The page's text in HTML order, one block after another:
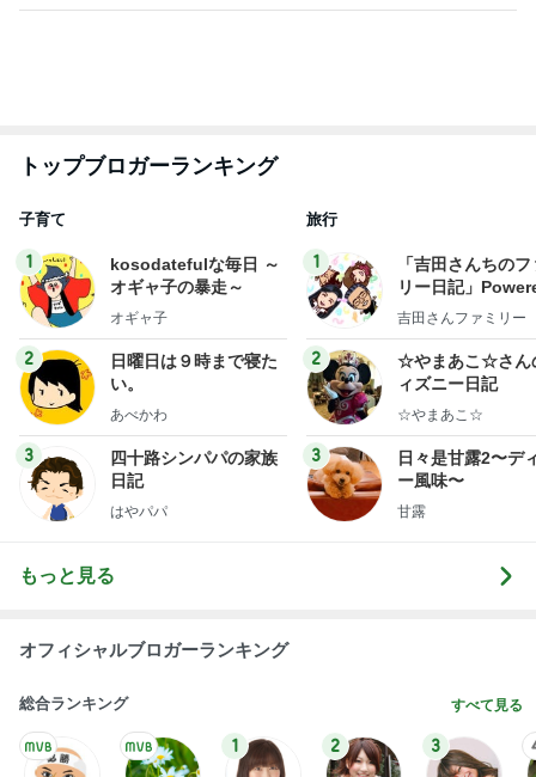
トップブロガーランキング
子育て
1
kosodatefulな毎日 ～
オギャ子の暴走～
オギャ子
2
日曜日は９時まで寝た
い。
あべかわ
3
四十路シンパパの家族
日記
はやパパ
旅行
1
「吉田さんちの
リー日記」
y Ameba 吉田さ
ログ
吉田さんファミリー
2
☆やまあこ☆さん
ィズニー日記
☆やまあこ☆
3
日々是甘露2〜デ
ー風味〜
甘露
もっと見る
オフィシャルブロガーランキング
総合ランキング すべて見る
1 2 3